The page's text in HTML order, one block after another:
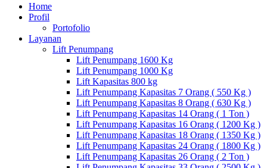
Home
Profil
Portofolio
Layanan
Lift Penumpang
Lift Penumpang 1600 Kg
Lift Penumpang 1000 Kg
Lift Kapasitas 800 kg
Lift Penumpang Kapasitas 7 Orang ( 550 Kg )
Lift Penumpang Kapasitas 8 Orang ( 630 Kg )
Lift Penumpang Kapasitas 14 Orang ( 1 Ton )
Lift Penumpang Kapasitas 16 Orang ( 1200 Kg )
Lift Penumpang Kapasitas 18 Orang ( 1350 Kg )
Lift Penumpang Kapasitas 24 Orang ( 1800 Kg )
Lift Penumpang Kapasitas 26 Orang ( 2 Ton )